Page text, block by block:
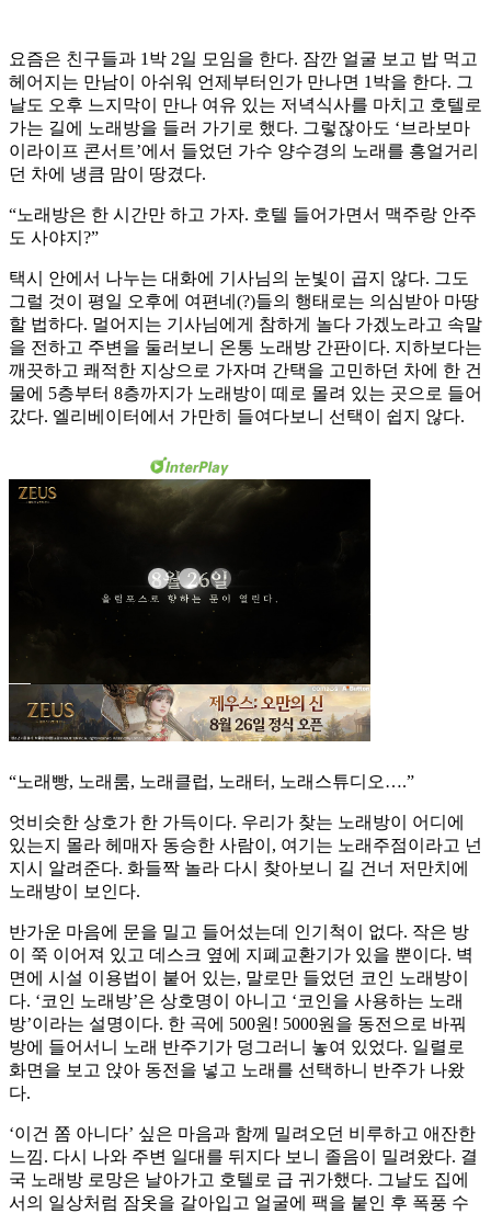
요즘은 친구들과 1박 2일 모임을 한다. 잠깐 얼굴 보고 밥 먹고
헤어지는 만남이 아쉬워 언제부터인가 만나면 1박을 한다. 그
날도 오후 느지막이 만나 여유 있는 저녁식사를 마치고 호텔로
가는 길에 노래방을 들러 가기로 했다. 그렇잖아도 ‘브라보마
이라이프 콘서트’에서 들었던 가수 양수경의 노래를 흥얼거리
던 차에 냉큼 맘이 땅겼다.
“노래방은 한 시간만 하고 가자. 호텔 들어가면서 맥주랑 안주
도 사야지?”
택시 안에서 나누는 대화에 기사님의 눈빛이 곱지 않다. 그도
그럴 것이 평일 오후에 여편네(?)들의 행태로는 의심받아 마땅
할 법하다. 멀어지는 기사님에게 참하게 놀다 가겠노라고 속말
을 전하고 주변을 둘러보니 온통 노래방 간판이다. 지하보다는
깨끗하고 쾌적한 지상으로 가자며 간택을 고민하던 차에 한 건
물에 5층부터 8층까지가 노래방이 떼로 몰려 있는 곳으로 들어
갔다. 엘리베이터에서 가만히 들여다보니 선택이 쉽지 않다.
“노래빵, 노래룸, 노래클럽, 노래터, 노래스튜디오….”
엇비슷한 상호가 한 가득이다. 우리가 찾는 노래방이 어디에
있는지 몰라 헤매자 동승한 사람이, 여기는 노래주점이라고 넌
지시 알려준다. 화들짝 놀라 다시 찾아보니 길 건너 저만치에
노래방이 보인다.
반가운 마음에 문을 밀고 들어섰는데 인기척이 없다. 작은 방
이 쭉 이어져 있고 데스크 옆에 지폐교환기가 있을 뿐이다. 벽
면에 시설 이용법이 붙어 있는, 말로만 들었던 코인 노래방이
다. ‘코인 노래방’은 상호명이 아니고 ‘코인을 사용하는 노래
방’이라는 설명이다. 한 곡에 500원! 5000원을 동전으로 바꿔
방에 들어서니 노래 반주기가 덩그러니 놓여 있었다. 일렬로
화면을 보고 앉아 동전을 넣고 노래를 선택하니 반주가 나왔
다.
‘이건 쫌 아니다’ 싶은 마음과 함께 밀려오던 비루하고 애잔한
느낌. 다시 나와 주변 일대를 뒤지다 보니 졸음이 밀려왔다. 결
국 노래방 로망은 날아가고 호텔로 급 귀가했다. 그날도 집에
서의 일상처럼 잠옷을 갈아입고 얼굴에 팩을 붙인 후 폭풍 수